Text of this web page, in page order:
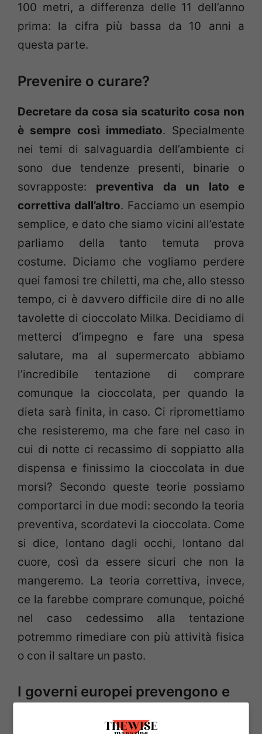
100 metri, a differenza delle 11 dell’anno
prima: la cifra più bassa da 10 anni a
questa parte.
Prevenire o curare?
Decretare da cosa sia scaturito cosa non
è sempre così immediato. Specialmente
nei temi di salvaguardia dell’ambiente ci
sono due tendenze presenti, binarie o
sovrapposte: preventiva da un lato e
correttiva dall’altro. Facciamo un esempio
semplice, e dato che siamo vicini all’estate
parliamo della tanto temuta prova
costume. Diciamo che vogliamo perdere
quei famosi tre chiletti, ma che, allo stesso
tempo, ci è davvero difficile dire di no alle
tavolette di cioccolato Milka. Decidiamo di
metterci d’impegno e fare una spesa
salutare, ma al supermercato abbiamo
l’incredibile tentazione di comprare
comunque la cioccolata, per quando la
dieta sarà finita, in caso. Ci ripromettiamo
che resisteremo, ma che fare nel caso in
cui di notte ci recassimo di soppiatto alla
dispensa e finissimo la cioccolata in due
morsi? Secondo queste teorie possiamo
comportarci in due modi: secondo la teoria
preventiva, scordatevi la cioccolata. Come
si dice, lontano dagli occhi, lontano dal
cuore, così da essere sicuri che non la
mangeremo. La teoria correttiva, invece,
ce la farebbe comprare comunque, poiché
nel caso cedessimo alla tentazione
potremmo rimediare con più attività fisica
o con il saltare un pasto.
I governi europei prevengono e